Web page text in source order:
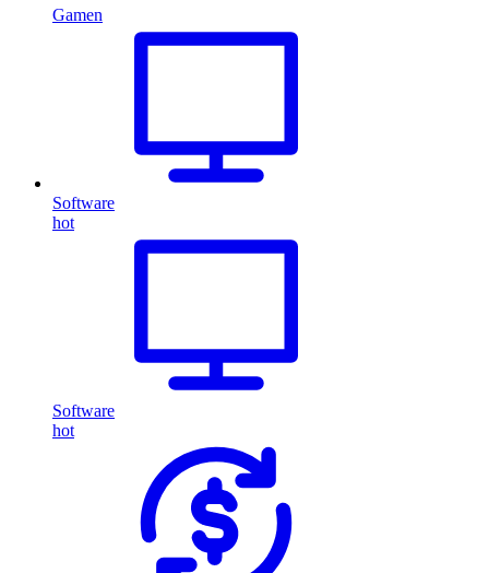
Gamen
Software
hot
Software
hot